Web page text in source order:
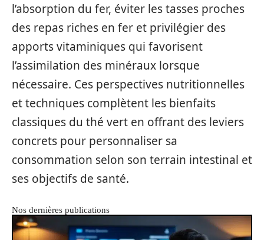
l’absorption du fer, éviter les tasses proches
des repas riches en fer et privilégier des
apports vitaminiques qui favorisent
l’assimilation des minéraux lorsque
nécessaire. Ces perspectives nutritionnelles
et techniques complètent les bienfaits
classiques du thé vert en offrant des leviers
concrets pour personnaliser sa
consommation selon son terrain intestinal et
ses objectifs de santé.
Nos dernières publications